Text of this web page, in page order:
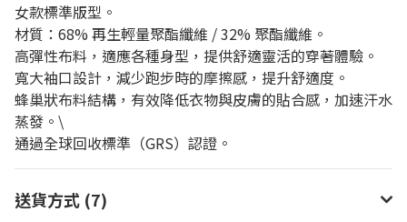
女款標準版型。
材質：68% 再生輕量聚酯纖維 / 32% 聚酯纖維。
高彈性布料，適應各種身型，提供舒適靈活的穿著體驗。
寬大袖口設計，減少跑步時的摩擦感，提升舒適度。
蜂巢狀布料結構，有效降低衣物與皮膚的貼合感，加速汗水
蒸發。\
通過全球回收標準（GRS）認證。
送貨方式 (7)